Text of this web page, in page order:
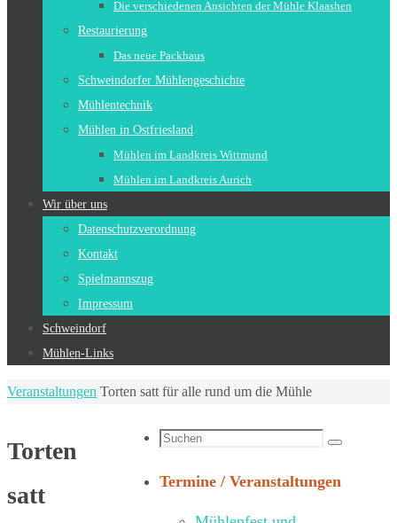
Die verschiedenen Ansichten der Mühle Klaashen
Restaurierung
Das neue Packhaus
Schweindorfer Mühlengeschichte
Mühlentechnik
Mühlen in Ostfriesland
Mühlen im Landkreis Wittmund
Mühlen im Landkreis Aurich
Wir über uns
Datenschutzverordnung
Kontakt
Spielmannszug
Impressum
Schweindorf
Mühlen-Links
Home
Veranstaltungen Torten satt für alle rund um die Mühle
Torten
satt
Suchen
Suchen
Termine / Veranstaltungen